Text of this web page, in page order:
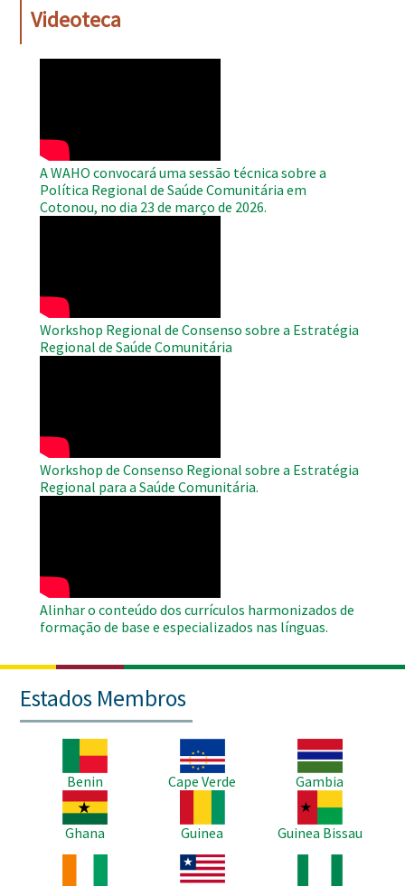
Videoteca
A WAHO convocará uma sessão técnica sobre a
Política Regional de Saúde Comunitária em
Cotonou, no dia 23 de março de 2026.
Workshop Regional de Consenso sobre a Estratégia
Regional de Saúde Comunitária
Workshop de Consenso Regional sobre a Estratégia
Regional para a Saúde Comunitária.
Alinhar o conteúdo dos currículos harmonizados de
formação de base e especializados nas línguas.
Estados Membros
Benin
Imagem
Cape Verde
Imagem
Gambia
Imagem
Ghana
Guinea
Imagem
Guinea Bissau
Imagem